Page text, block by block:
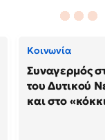
Κοινωνία
Συναγερμός
του Δυτικού
και στο